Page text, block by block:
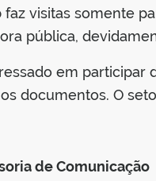
faz visitas somente
pública,
em participar
documentos. O
de Comunicação